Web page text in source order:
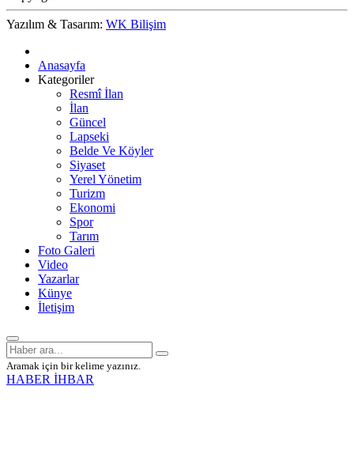
Yazılım & Tasarım: WK Bilişim
Anasayfa
Kategoriler
Resmî İlan
İlan
Güncel
Lapseki
Belde Ve Köyler
Siyaset
Yerel Yönetim
Turizm
Ekonomi
Spor
Tarım
Foto Galeri
Video
Yazarlar
Künye
İletişim
Aramak için bir kelime yazınız.
HABER İHBAR